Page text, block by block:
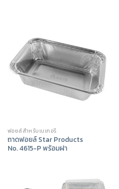
ฟอยล์สำหรับเบเกอรี่
ถาดฟอยล์ Star Products
No. 4615-P พร้อมฝา